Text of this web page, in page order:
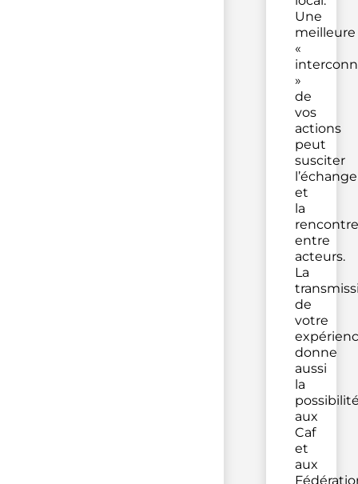
Une
meilleure
«
»
de
vos
actions
peut
susciter
l’échange
et
la
rencontre
entre
acteurs.
La
de
votre
donne
aussi
la
aux
Caf
et
aux